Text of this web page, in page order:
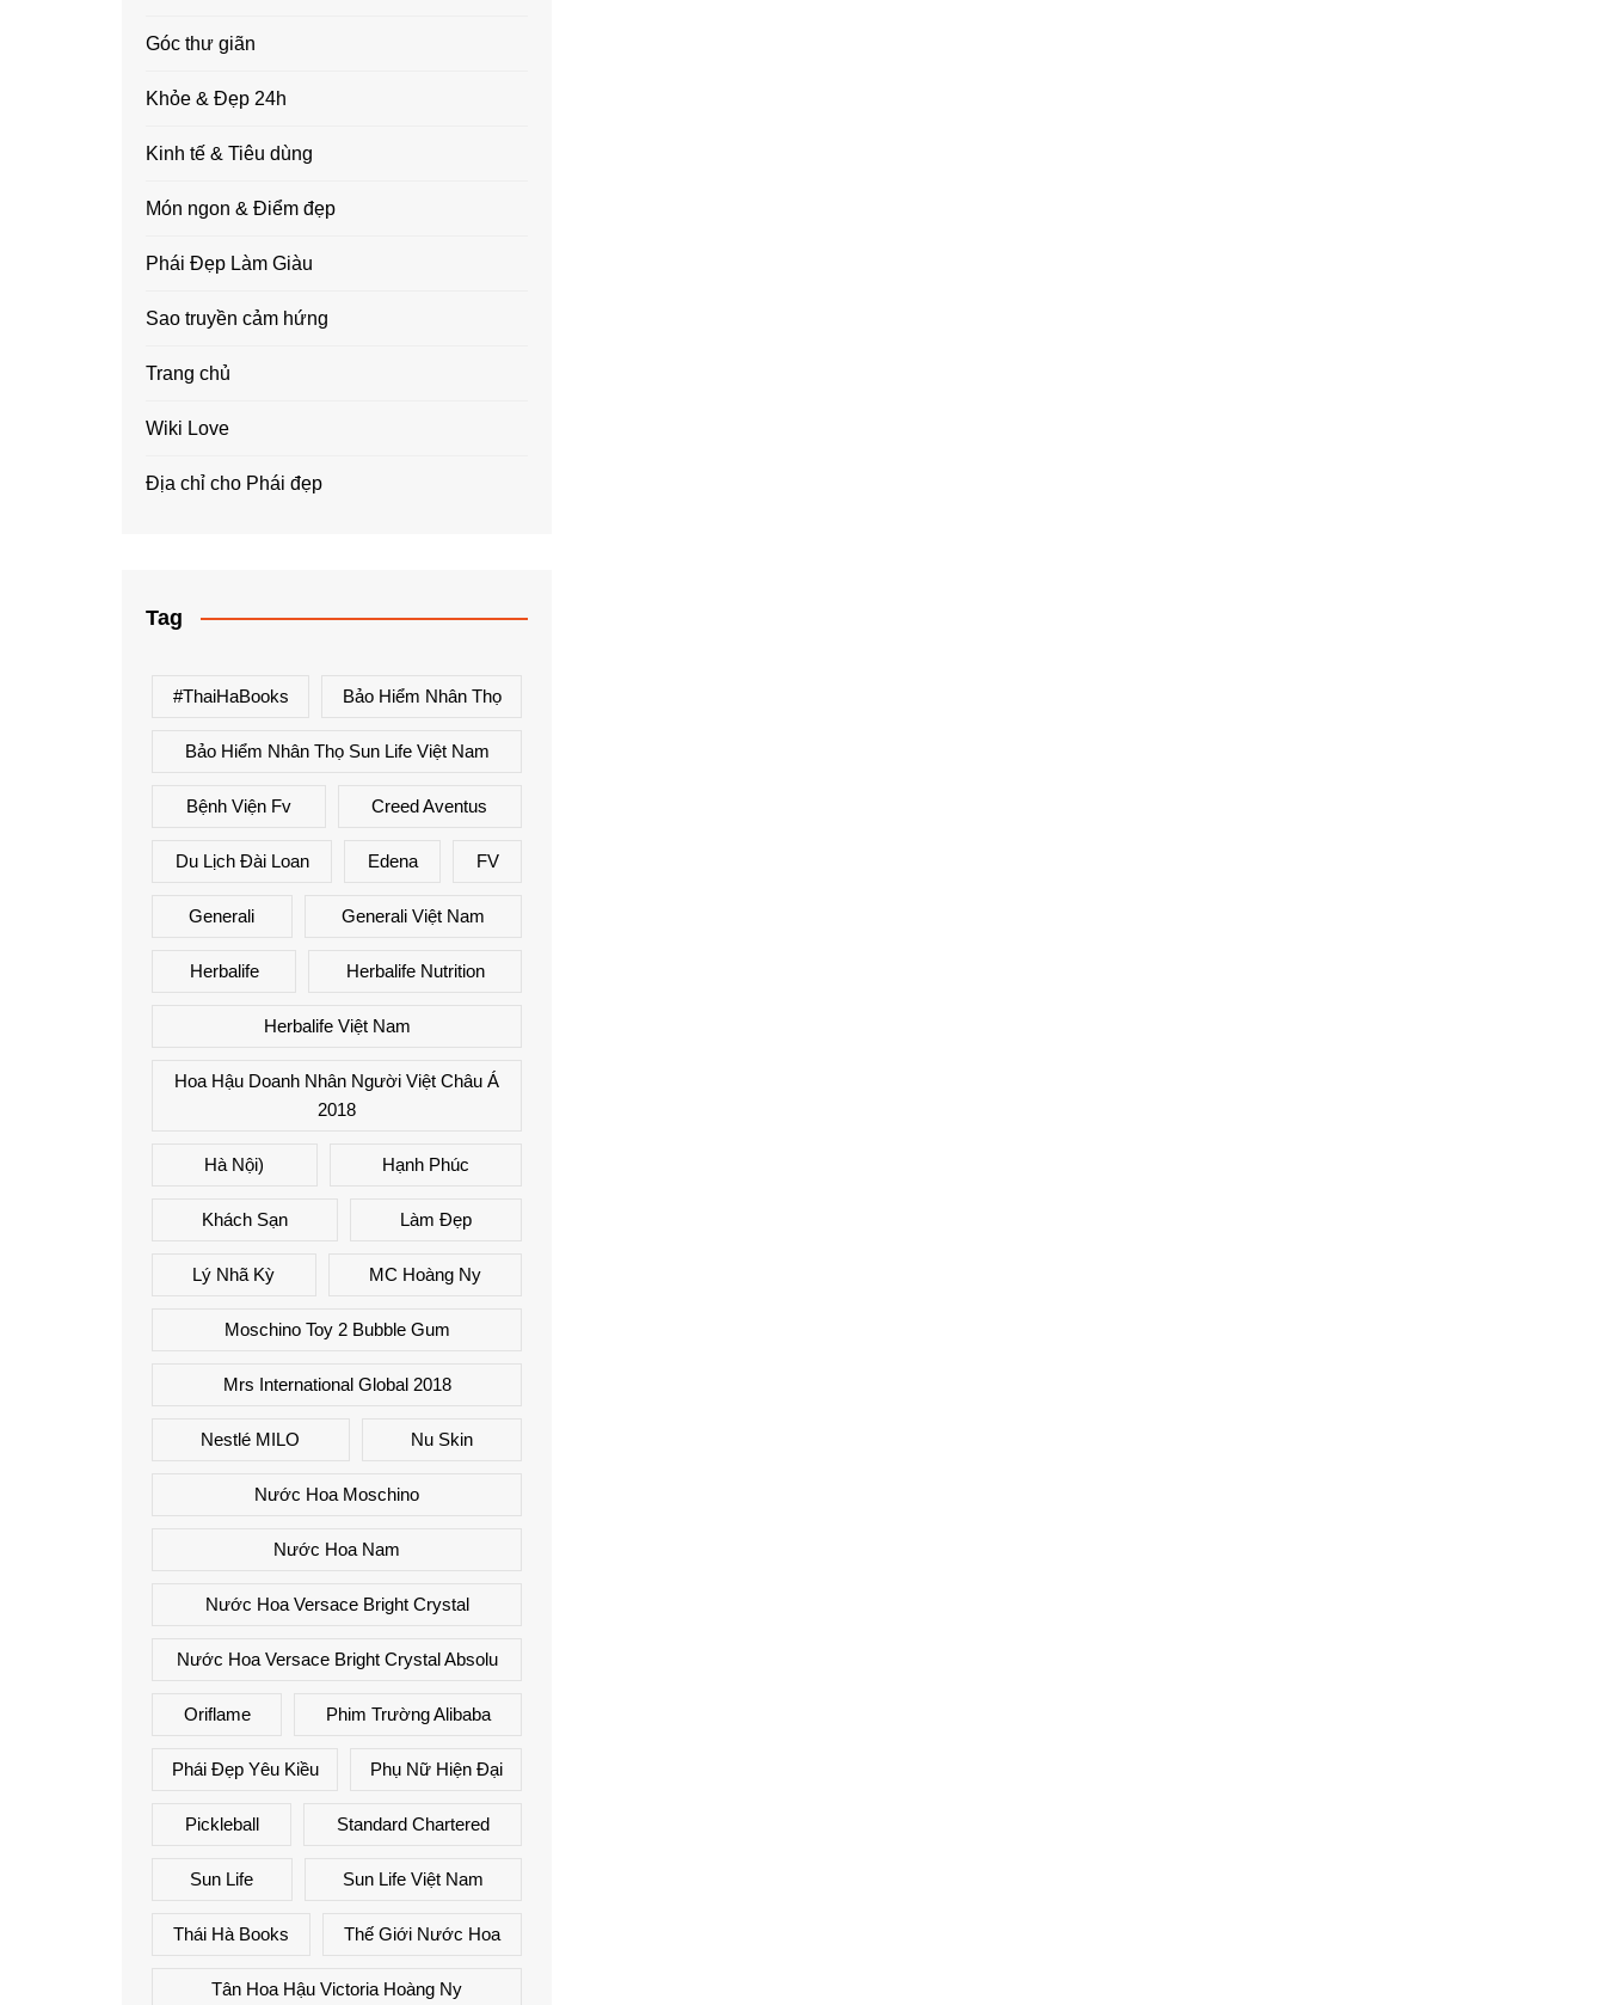
Góc thư giãn
Khỏe & Đẹp 24h
Kinh tế & Tiêu dùng
Món ngon & Điểm đẹp
Phái Đẹp Làm Giàu
Sao truyền cảm hứng
Trang chủ
Wiki Love
Địa chỉ cho Phái đẹp
Tag
#ThaiHaBooks Bảo Hiểm Nhân Thọ
Bảo Hiểm Nhân Thọ Sun Life Việt Nam
Bệnh Viện Fv Creed Aventus
Du Lịch Đài Loan Edena FV
Generali Generali Việt Nam
Herbalife Herbalife Nutrition
Herbalife Việt Nam
Hoa Hậu Doanh Nhân Người Việt Châu Á
2018
Hà Nội) Hạnh Phúc
Khách Sạn Làm Đẹp
Lý Nhã Kỳ MC Hoàng Ny
Moschino Toy 2 Bubble Gum
Mrs International Global 2018
Nestlé MILO Nu Skin
Nước Hoa Moschino
Nước Hoa Nam
Nước Hoa Versace Bright Crystal
Nước Hoa Versace Bright Crystal Absolu
Oriflame Phim Trường Alibaba
Phái Đẹp Yêu Kiều Phụ Nữ Hiện Đại
Pickleball Standard Chartered
Sun Life Sun Life Việt Nam
Thái Hà Books Thế Giới Nước Hoa
Tân Hoa Hậu Victoria Hoàng Ny